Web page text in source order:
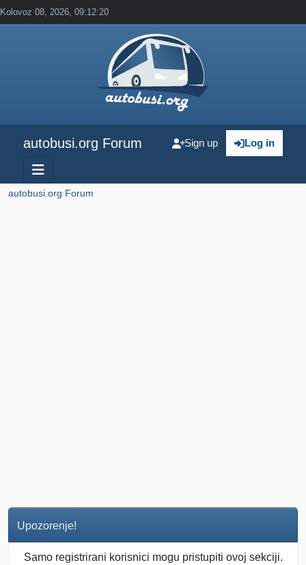
Kolovoz 08, 2026, 09:12:20
autobusi.org Forum Log in
Sign up
autobusi.org Forum
Upozorenje!
Samo registrirani korisnici mogu pristupiti ovoj sekciji.